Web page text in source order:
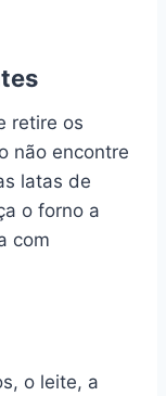
retire os
não encontre
latas de
o forno a
com
o leite, a